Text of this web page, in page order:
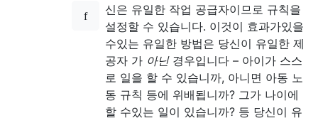
신은 유일한 작업 공급자이므로 규칙을
설정할 수 있습니다. 이것이 효과가있을
수있는 유일한 방법은 당신이 유일한 제
공자 가 아닌경우입니다 – 아이가 스스
로 일을 할 수 있습니까, 아니면 아동 노
동 규칙 등에 위배됩니까? 그가 나이에
할 수있는 일이 있습니까? 등 당신이 유